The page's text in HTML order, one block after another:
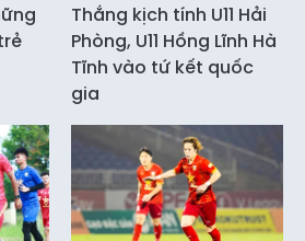
Thắng kịch tính U11 Hải
Phòng, U11 Hồng Lĩnh Hà
Tĩnh vào tứ kết quốc
gia